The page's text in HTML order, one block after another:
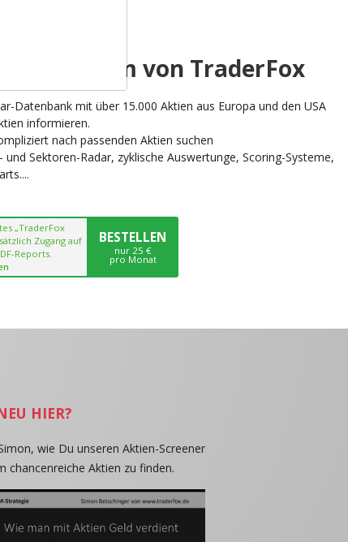
Plattform von TraderFox
Datenbank mit über 15.000 Aktien aus Europa und den USA
informieren.
nach passenden Aktien suchen
Sektoren-Radar, zyklische Auswertunge, Scoring-Systeme,
„TraderFox
Zugang auf
Reports.
BESTELLEN
nur 25 €
pro Monat
HIER?
wie Du unseren Aktien-Screener
chancenreiche Aktien zu finden.